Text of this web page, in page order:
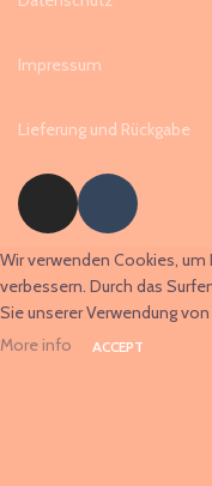
Impressum
Lieferung und Rückgabe
Wir verwenden Cookies, um
verbessern. Durch das
Sie unserer Verwendung
More info
ACCEPT